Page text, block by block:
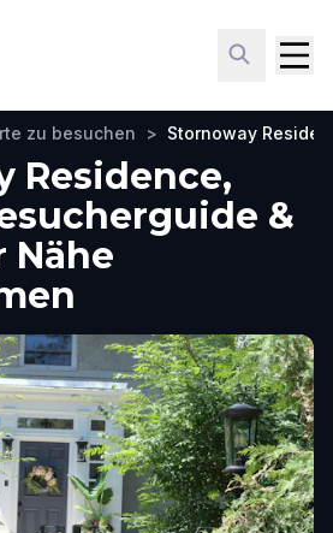
zu besuchen > Stornoway
Residence,
&
Nähe